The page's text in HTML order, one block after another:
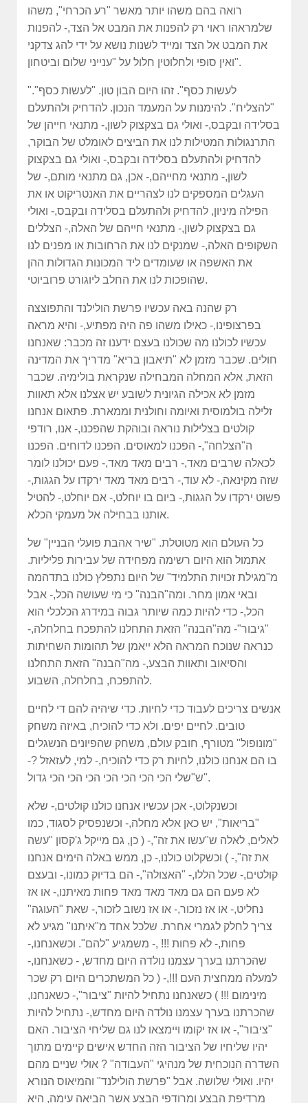
רואה בהם משהו יותר מאשר "רע הכרחי", משהו
שלמראהו ראוי רק להפנות את המבט אל הצד,- להפנות
את המבט אל הצד ומייד לשנות נושא על ידי להג צדקני
ואין סופי ולחלוטין חלול על "ענייני שלום וביטחון".
"לעשות כסף". זהו היום הבון טון. "לעשות כסף".
"להצליח". להימנות על המעמד הנכון. להדחיק ולהתעלם
בסלידה ובקבס,- ואולי גם בצקצוק לשון,- מתנאי חייהן של
התרנגולות המטילות לנו את הביצים לאומלט של הבוקר,
להדחיק ולהתעלם בסלידה ובקבס,- ואולי גם בצקצוק
לשון,- מתנאי מחייהם,- אכן, גם מתנאי מותם,- של
העגלים המספקים לנו לצהריים את האנטריקוט או את
הפילה מיניון, להדחיק ולהתעלם בסלידה ובקבס,- ואולי
גם בצקצוק לשון,- מתנאי חייהם של האלה,- הצללים
השקופים האלה,- שמנקים לנו את הרחובות או מפנים לנו
את האשפה או שעומדים ליד המכונות הגדולות ההן
שהופכות לנו את החלב ליוגורט פרוביוטי.
רק שהנה באה עכשיו פרשת הולילנד והתפוצצה
בפרצופינו,- כאילו משהו פה היה מפתיע,- והיא מראה
עכשיו לכולנו מה שכולנו בעצם ידענו זה מכבר: שאנחנו
חולים. שכבר מזמן לא "תיאבון בריא" מדריך את המדינה
הזאת, אלא המחלה המבחילה שנקראת בולימיה. שכבר
מזמן לא אכילה הגיונית לשובע יש אצלנו אלא תאוות
זלילה בולמוסית ואיומה וחולנית וממארת. פתאום אנחנו
קולטים בצלילות נוראה ובוהקת שהפכנו,- אנו, רודפי
ה"הצלחה",- הפכנו למאוסים. הפכנו לדוחים. הפכנו
לכאלה שרבים מאד,- רבים מאד מאד,- פעם יכולנו לומר
שזה מקינאה,- לא עוד,- רבים מאד מאד ירקדו על הגגות,-
פשוט ירקדו על הגגות,- ביום בו יוחלט,- אם יוחלט,- להטיל
אותנו בבחילה אל מעמקי הכלא.
כל העולם הוא מטוטלת. "שיר אהבת פועלי הבניין" של
אתמול הוא היום רשימה מפחידה של עבירות פליליות.
מ"מגילת זכויות התלמיד" של היום נתפלץ כולנו בתדהמה
ובאי אמון מחר. ומה"הבנה" כי מי שעושה הכל,- אבל
הכל,- כדי להיות כמה שיותר גבוה במידרג הכלכלי הוא
"גיבור"- מה"הבנה" הזאת התחלנו להתפכח בחלחלה,-
כנראה שנוכח המראה הלא ייאמן של תהומות השחיתות
והסיאוב ותאוות הבצע,- מה"הבנה" הזאת התחלנו
להתפכח, בחלחלה, השבוע.
אנשים צריכים לעבוד כדי לחיות. כדי שיהיה להם די לחיים
טובים. לחיים יפים. ולא כדי להוכיח, באיזה משחק
"מונופול" מטורף, חובק עולם, משחק שהפיונים הנשגלים
בו הם אנחנו כולנו, לחיות רק כדי להוכיח,- למי, לעזאזל ?-
ש"שלי הכי הכי הכי הכי הכי הכי הכי גדול".
וכשנקלוט,- אכן עכשיו אנחנו כולנו קולטים,- שלא
"בריאות", יש כאן אלא מחלה,- וכשנפסיק לסגוד, כמו
לאלים, לאלה ש"עשו את זה",- ( כן, גם מייקל ג'קסון "עשה
את זה",- ) וכשקלוט כולנו,- כן, ממש באלה הימים אנחנו
קולטים,- שכל הללו,- "האצולה",- הם בדיוק כמונו,- ובעצם
לא פעם הם גם מאד מאד מאד פחות מאיתנו,- או אז
נחליט,- או אז נזכור,- או אז נשוב לזכור,- שאת "העוגה"
צריך לחלק לגמרי אחרת. שלכל אחד מ"איתנו" מגיע לא
פחות,- לא פחות !!! ,- משמגיע "להם". וכשאנחנו,-
שהכרתנו בערך עצמנו נולדה היום מחדש, - כשאנחנו,-
למעלה ממחצית העם !!!,- ( כל המשתכרים היום רק שכר
מינימום !!! ) כשאנחנו נתחיל להיות "ציבור",- כשאנחנו,
שהכרתנו בערך עצמנו נולדה היום מחדש,- נתחיל להיות
"ציבור",- או אז יקומו ויימצאו לנו גם שליחי הציבור. האם
יהיו שליחיו של הציבור הזה החדש אישים קיימים מתוך
השדרה הנוכחית של מנהיגי "העבודה" ? אולי שניים מהם
יהיו. ואולי שלושה. אבל "פרשת הולילנד" והמיאוס הנורא
מרדיפת הבצע ומרודפי הבצע אשר הביאה עימה, היא